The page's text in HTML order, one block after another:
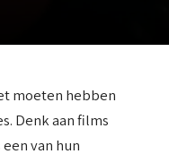
moeten hebben
Denk aan films
van hun